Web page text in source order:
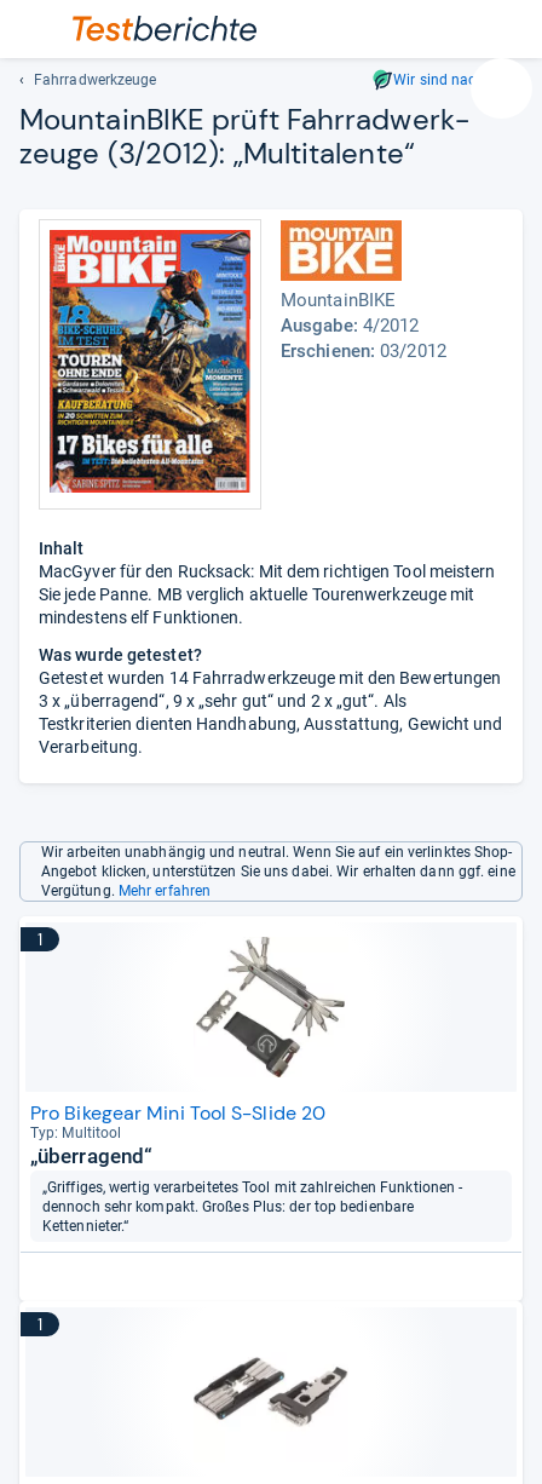
Fahrradwerkzeuge Wir sind nachhaltig
Moun­tain­BIKE prüft Fahr­rad­werk­
zeuge (3/2012): „Mul­ti­ta­lente“
MountainBIKE
Ausgabe: 4/2012
Erschienen: 03/2012
Inhalt
MacGyver für den Rucksack: Mit dem richtigen Tool meistern
Sie jede Panne. MB verglich aktuelle Tourenwerkzeuge mit
mindestens elf Funktionen.
Was wurde getestet?
Getestet wurden 14 Fahrradwerkzeuge mit den Bewertungen
3 x „überragend“, 9 x „sehr gut“ und 2 x „gut“. Als
Testkriterien dienten Handhabung, Ausstattung, Gewicht und
Verarbeitung.
Wir arbeiten unabhängig und neutral. Wenn Sie auf ein verlinktes Shop-
Angebot klicken, unterstützen Sie uns dabei. Wir erhalten dann ggf. eine
Vergütung. Mehr erfahren
1
Pro Bikegear Mini Tool S-Slide 20
Typ: Mul­ti­tool
„überragend“
„Griffiges, wertig verarbeitetes Tool mit zahlreichen Funktionen -
dennoch sehr kompakt. Großes Plus: der top bedienbare
Kettennieter.“
1